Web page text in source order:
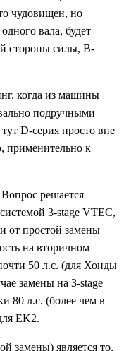
чудовищен, но
вала, будет
стороны силы, B-
когда из машины
подручными
D-серия просто вне
применительно к
решается
3-stage VTEC,
от простой замены
на вторичном
50 л.с. (для Хонды
замены на 3-stage
80 л.с. (более чем в
EK2.
замены) является то,